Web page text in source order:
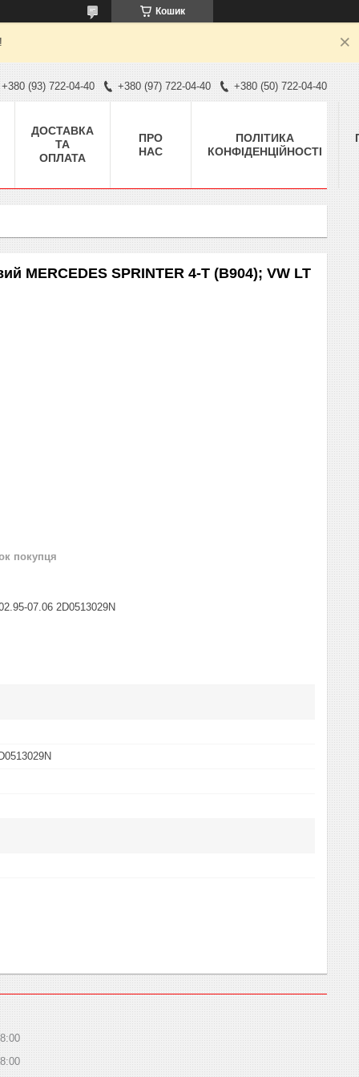
Кошик
+380 (93) 722-04-40 +380 (97) 722-04-40 +380 (50) 722-04-40
ДОСТАВКА
ТА
ОПЛАТА
ПРО
НАС
ПОЛІТИКА
КОНФІДЕНЦІЙНОСТІ
MERCEDES SPRINTER 4-T (B904); VW LT
покупця
07.06 2D0513029N